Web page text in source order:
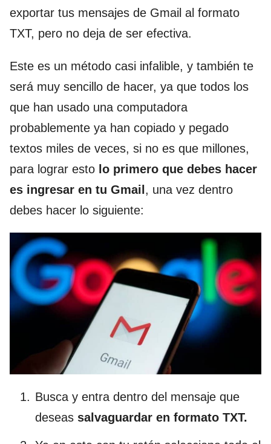
exportar tus mensajes de Gmail al formato
TXT, pero no deja de ser efectiva.
Este es un método casi infalible, y también te
será muy sencillo de hacer, ya que todos los
que han usado una computadora
probablemente ya han copiado y pegado
textos miles de veces, si no es que millones,
para lograr esto lo primero que debes hacer
es ingresar en tu Gmail , una vez dentro
debes hacer lo siguiente:
Busca y entra dentro del mensaje que
deseas salvaguardar en formato TXT.